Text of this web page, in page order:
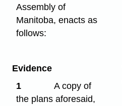
Assembly of
Manitoba, enacts as
follows:
Evidence
1
A copy of
the plans aforesaid,